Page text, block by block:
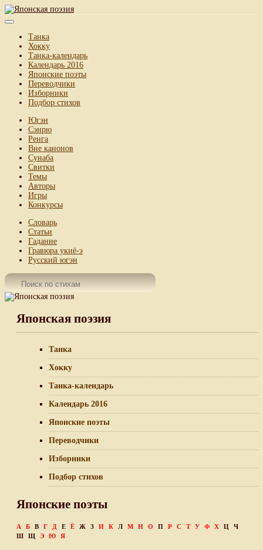
Танка
Хокку
Танка-календарь
Календарь 2016
Японские поэты
Переводчики
Изборники
Подбор стихов
Югэн
Сэнрю
Ренга
Вне канонов
Сунаба
Свитки
Темы
Авторы
Игры
Конкурсы
Словарь
Статьи
Гадание
Гравюра укиё-э
Русский югэн
Японская поэзия
Танка
Хокку
Танка-календарь
Календарь 2016
Японские поэты
Переводчики
Изборники
Подбор стихов
Японские поэты
А Б В Г Д Е Ё Ж З И К Л М Н О П Р С Т У Ф Х Ц
Ч
Ш
Щ Э Ю Я